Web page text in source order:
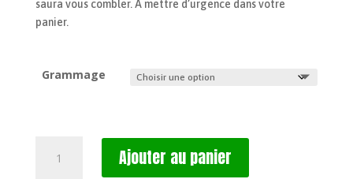
saura vous combler. À mettre d’urgence dans votre
panier.
Grammage
Ajouter au panier